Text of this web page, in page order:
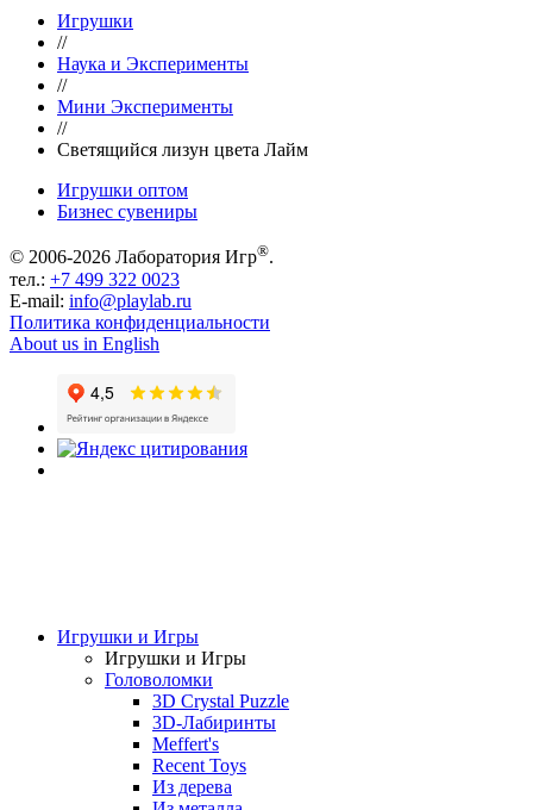
Игрушки
//
Наука и Эксперименты
//
Мини Эксперименты
//
Светящийся лизун цвета Лайм
Игрушки оптом
Бизнес сувениры
© 2006-2026 Лаборатория Игр®.
тел.: +7 499 322 0023
E-mail: info@playlab.ru
Политика конфиденциальности
About us in English
Игрушки и Игры
Игрушки и Игры
Головоломки
3D Crystal Puzzle
3D-Лабиринты
Meffert's
Recent Toys
Из дерева